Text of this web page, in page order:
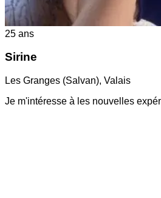
25 ans
Sirine
Les Granges (Salvan), Valais
Je m'intéresse à les nouvelles